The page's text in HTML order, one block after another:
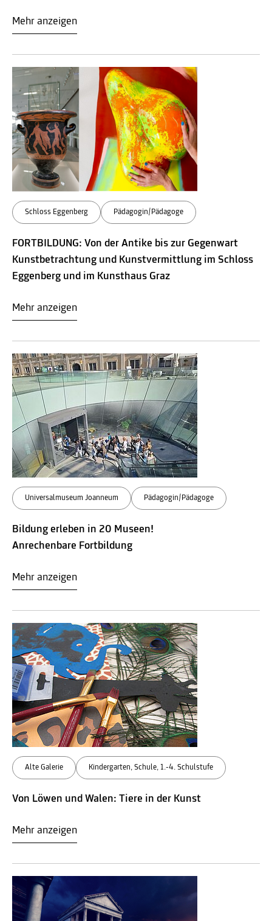
Mehr anzeigen
Schloss Eggenberg Pädagogin/Pädagoge
FORTBILDUNG: Von der Antike bis zur Gegenwart
Kunstbetrachtung und Kunstvermittlung im Schloss
Eggenberg und im Kunsthaus Graz
Mehr anzeigen
Universalmuseum Joanneum Pädagogin/Pädagoge
Bildung erleben in 20 Museen!
Anrechenbare Fortbildung
Mehr anzeigen
Alte Galerie Kindergarten, Schule, 1.-4. Schulstufe
Von Löwen und Walen: Tiere in der Kunst
Mehr anzeigen